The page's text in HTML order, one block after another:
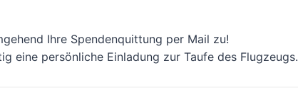
Ihre Spendenquittung per Mail zu!
eine persönliche Einladung zur Taufe des Flugzeugs.